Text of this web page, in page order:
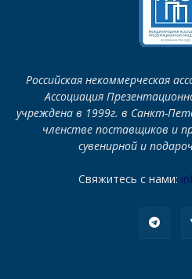
Российская некоммерческая
Ассоциация
учреждена в 1999г. в Санкт-
членстве поставщиков и
сувенирной и
Свяжитесь с нами: